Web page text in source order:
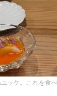
ッケ。これを食